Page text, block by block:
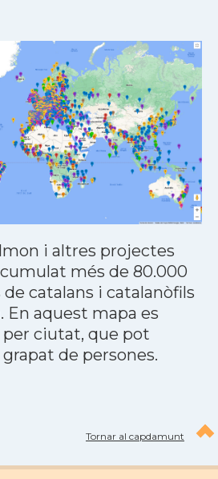
i altres projectes
més de 80.000
catalans i catalanòfils
En aquest mapa es
ciutat, que pot
de persones.
Tornar al capdamunt